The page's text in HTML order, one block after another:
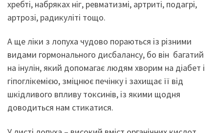
хребті, набряках ніг, ревматизмі, артриті, подагрі,
артрозі, радикуліті тощо.
А ще ліки з лопуха чудово пораються із різними
видами гормонального дисбалансу, бо він багатий
на інулін, який допомагає людям хворим на діабет і
гіпоглікемією, зміцнює печінку і захищає її від
шкідливого впливу токсинів, із якими щодня
доводиться нам стикатися.